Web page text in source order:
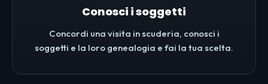
Conosci i soggetti
Concordi una visita in scuderia, conosci i
soggetti e la loro genealogia e fai la tua scelta.